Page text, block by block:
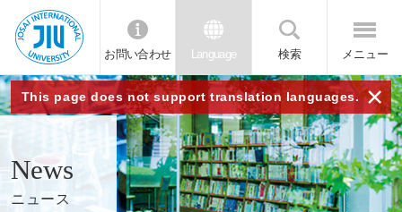
JIU
城西
国際
お問い合わせ Language 検索 メニュー
This page does not support translation languages. ×
News
ニュース